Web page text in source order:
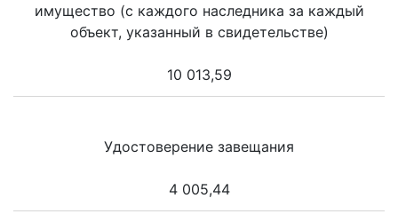
имущество (с каждого наследника за каждый
объект, указанный в свидетельстве)
10 013,59
Удостоверение завещания
4 005,44